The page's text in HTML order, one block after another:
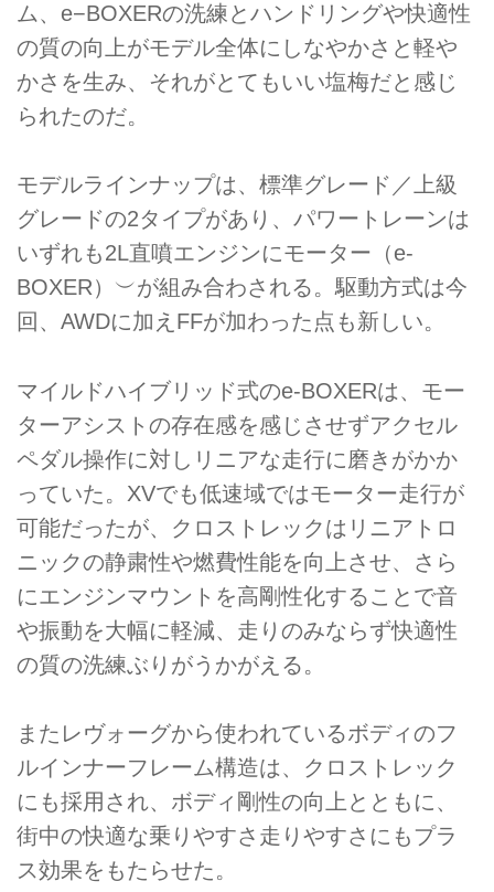
ム、e−BOXERの洗練とハンドリングや快適性
の質の向上がモデル全体にしなやかさと軽や
かさを生み、それがとてもいい塩梅だと感じ
られたのだ。
モデルラインナップは、標準グレード／上級
グレードの2タイプがあり、パワートレーンは
いずれも2L直噴エンジンにモーター（e-
BOXER）︶が組み合わされる。駆動方式は今
回、AWDに加えFFが加わった点も新しい。
マイルドハイブリッド式のe-BOXERは、モー
ターアシストの存在感を感じさせずアクセル
ペダル操作に対しリニアな走行に磨きがかか
っていた。XVでも低速域ではモーター走行が
可能だったが、クロストレックはリニアトロ
ニックの静粛性や燃費性能を向上させ、さら
にエンジンマウントを高剛性化することで音
や振動を大幅に軽減、走りのみならず快適性
の質の洗練ぶりがうかがえる。
またレヴォーグから使われているボディのフ
ルインナーフレーム構造は、クロストレック
にも採用され、ボディ剛性の向上とともに、
街中の快適な乗りやすさ走りやすさにもプラ
ス効果をもたらせた。